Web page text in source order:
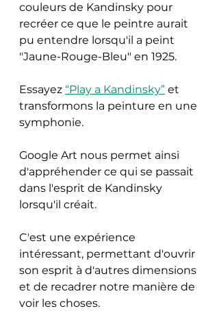
couleurs de Kandinsky pour
recréer ce que le peintre aurait
pu entendre lorsqu'il a peint
"Jaune-Rouge-Bleu" en 1925.
Essayez “Play a Kandinsky” et
transformons la peinture en une
symphonie.
Google Art nous permet ainsi
d'appréhender ce qui se passait
dans l'esprit de Kandinsky
lorsqu'il créait.
C'est une expérience
intéressant, permettant d'ouvrir
son esprit à d'autres dimensions
et de recadrer notre manière de
voir les choses.